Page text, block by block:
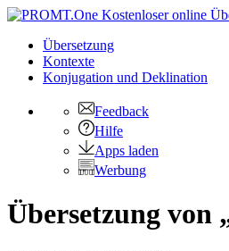
Übersetzung
Kontexte
Konjugation und Deklination
Feedback
Hilfe
Apps laden
Werbung
Übersetzung von